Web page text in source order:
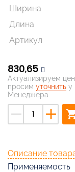
Ширина
Длина
Артикул
830,65
Актуализируем
просим уточнить у
Менеджера
remove add
Описание
Применяемость